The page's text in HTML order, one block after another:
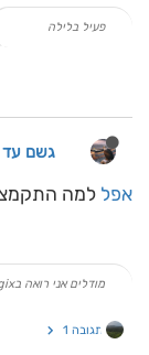
פעיל בלילה
גשם עד
אפל למה
מודלים אני רואה בmeteologix
תגובה 1